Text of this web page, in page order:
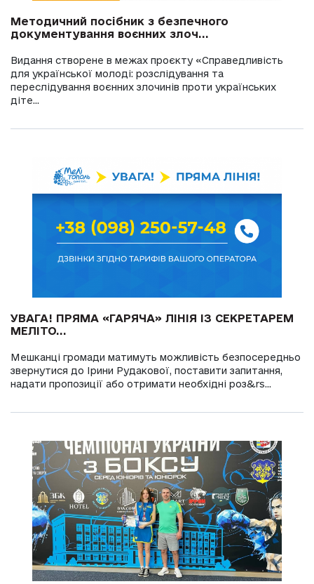
Методичний посібник з безпечного
документування воєнних злоч...
Видання створене в межах проєкту «Справедливість
для української молоді: розслідування та
переслідування воєнних злочинів проти українських
діте...
УВАГА! ПРЯМА «ГАРЯЧА» ЛІНІЯ ІЗ СЕКРЕТАРЕМ
МЕЛІТО...
Мешканці громади матимуть можливість безпосередньо
звернутися до Ірини Рудакової, поставити запитання,
надати пропозиції або отримати необхідні роз&rs...